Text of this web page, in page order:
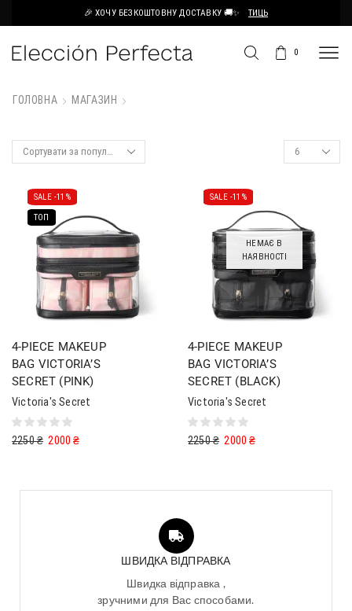
🎉 ХОЧУ БЕЗКОШТОВНУ ДОСТАВКУ 🚚✨ ТИЦЬ
0
ГОЛОВНА МАГАЗИН
SALE -11%
ТОП
4-PIECE MAKEUP
BAG VICTORIA’S
SECRET (PINK)
Victoria's Secret
2250₴ 2000₴
SALE -11%
НЕМАЄ В
НАЯВНОСТІ
4-PIECE MAKEUP
BAG VICTORIA’S
SECRET (BLACK)
Victoria's Secret
2250₴ 2000₴
ШВИДКА ВІДПРАВКА
Швидка відправка ,
зручними для Вас способами.